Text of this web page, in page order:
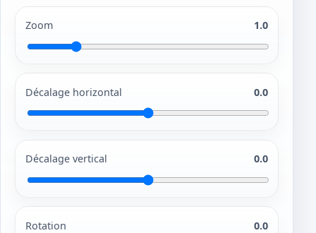
Zoom 1.0
Décalage horizontal 0.0
Décalage vertical 0.0
Rotation 0.0